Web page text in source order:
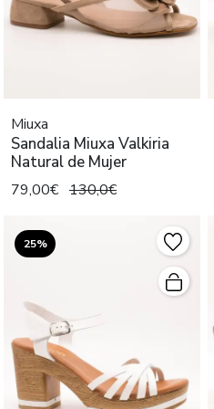
Miuxa
Sandalia Miuxa Valkiria
Natural de Mujer
79,00€ 130,0€
25%